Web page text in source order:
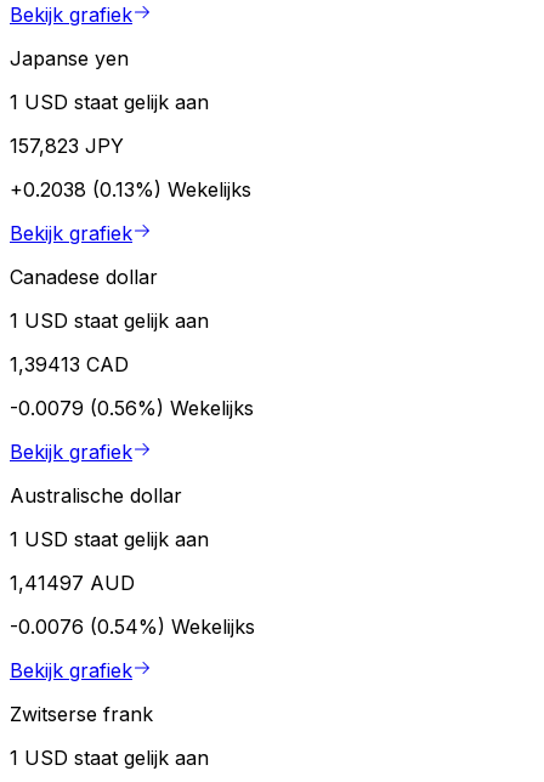
Bekijk grafiek
Japanse yen
1 USD staat gelijk aan
157,823 JPY
+0.2038 (0.13%) Wekelijks
Bekijk grafiek
Canadese dollar
1 USD staat gelijk aan
1,39413 CAD
-0.0079 (0.56%) Wekelijks
Bekijk grafiek
Australische dollar
1 USD staat gelijk aan
1,41497 AUD
-0.0076 (0.54%) Wekelijks
Bekijk grafiek
Zwitserse frank
1 USD staat gelijk aan